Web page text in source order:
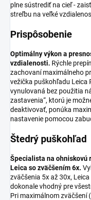
plne sústrediť na cieľ -
streľbu na veľké
Prispôsobenie
Optimálny výkon a
vzdialenosti. Rýchle
zachovaní maximálneho
vežička puškohľadu Leica
vynulovaná bez použitia
zastavenia“, ktorú je
deaktivovať, ponúka
nastavenie pomocou
Štedrý puškohľad
Špecialista na ohniskovú
Leica so zväčšením 6x.
zväčšenia 5x až 30x,
dokonale vhodný pre
Pri maximálnom zväčšení